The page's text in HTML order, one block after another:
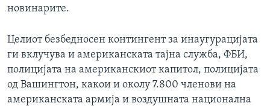
новинарите.
Целиот безбедносен контингент за инаугурацијата
ги вклучува и американската тајна служба, ФБИ,
полицијата на американскиот капитол, полицијата
од Вашингтон, какои и околу 7.800 членови на
американската армија и воздушната национална